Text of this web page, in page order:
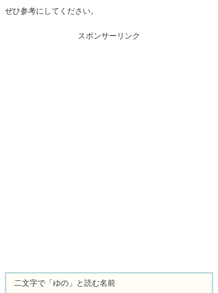
ぜひ参考にしてください。
スポンサーリンク
二文字で「ゆの」と読む名前